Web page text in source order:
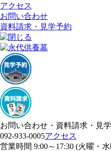
アクセス
お問い合わせ
資料請求・見学予約
お問い合わせ・資料請求・見
092-933-0005アクセス
営業時間 9:00～17:30 (火曜・